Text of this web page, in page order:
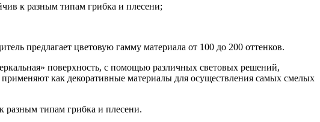
к разным типам грибка и плесени;
предлагает цветовую гамму материала от 100 до 200 оттенков.
поверхность, с помощью различных световых решений,
как декоративные материалы для осуществления самых смелых
разным типам грибка и плесени.